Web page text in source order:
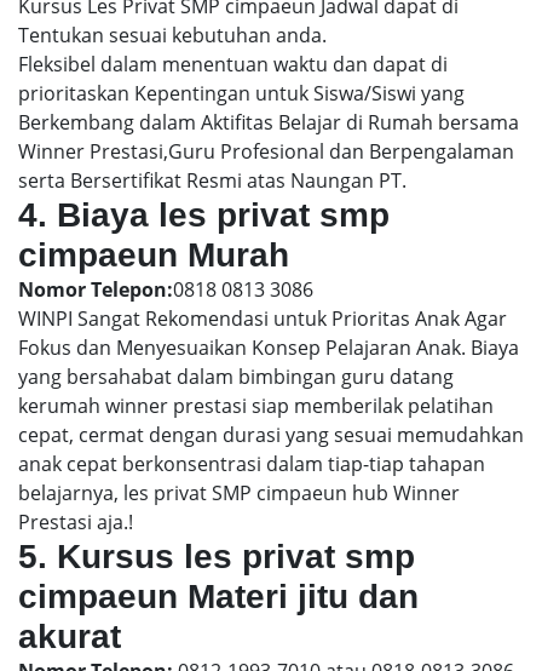
Kursus Les Privat SMP cimpaeun Jadwal dapat di
Tentukan sesuai kebutuhan anda.
Fleksibel dalam menentuan waktu dan dapat di
prioritaskan Kepentingan untuk Siswa/Siswi yang
Berkembang dalam Aktifitas Belajar di Rumah bersama
Winner Prestasi,Guru Profesional dan Berpengalaman
serta Bersertifikat Resmi atas Naungan PT.
4. Biaya les privat smp
cimpaeun Murah
Nomor Telepon:0818 0813 3086
WINPI Sangat Rekomendasi untuk Prioritas Anak Agar
Fokus dan Menyesuaikan Konsep Pelajaran Anak. Biaya
yang bersahabat dalam bimbingan guru datang
kerumah winner prestasi siap memberilak pelatihan
cepat, cermat dengan durasi yang sesuai memudahkan
anak cepat berkonsentrasi dalam tiap-tiap tahapan
belajarnya, les privat SMP cimpaeun hub Winner
Prestasi aja.!
5. Kursus les privat smp
cimpaeun Materi jitu dan
akurat